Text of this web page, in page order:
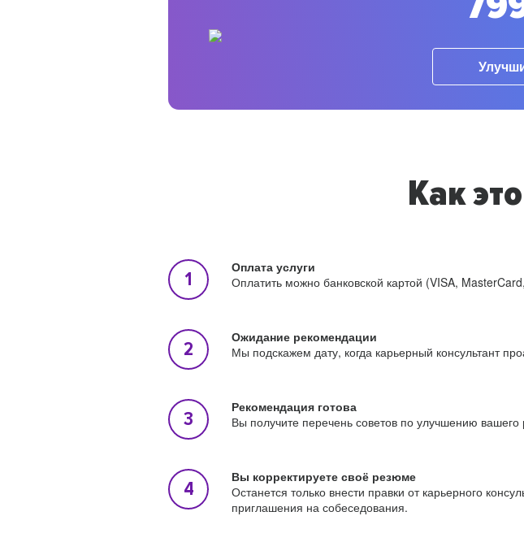
Как
Оплата услуги
Оплатить можно банковской картой (VISA,
Ожидание рекомендации
Мы подскажем дату, когда карьерный консультант
Рекомендация готова
Вы получите перечень советов по улучшению
Вы корректируете своё резюме
Останется только внести правки от карьерного
приглашения на собеседования.